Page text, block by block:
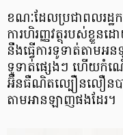
ខណៈដែលប្រជាពលរដ្ឋ
ការហិរញ្ញវត្ថុរបស់ខ្លួនដ
នឹងធ្វើការទូទាត់តាមអ
ទូទាត់ផ្សេងៗ ហើយកំណើ
អ៊ីនធឺណិតល្បឿនលឿនបា
តាមអានឡាញផងដែរ។